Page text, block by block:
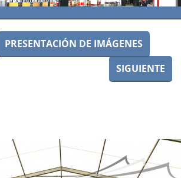
PRESENTACIÓN DE IMÁGENES
SIGUIENTE